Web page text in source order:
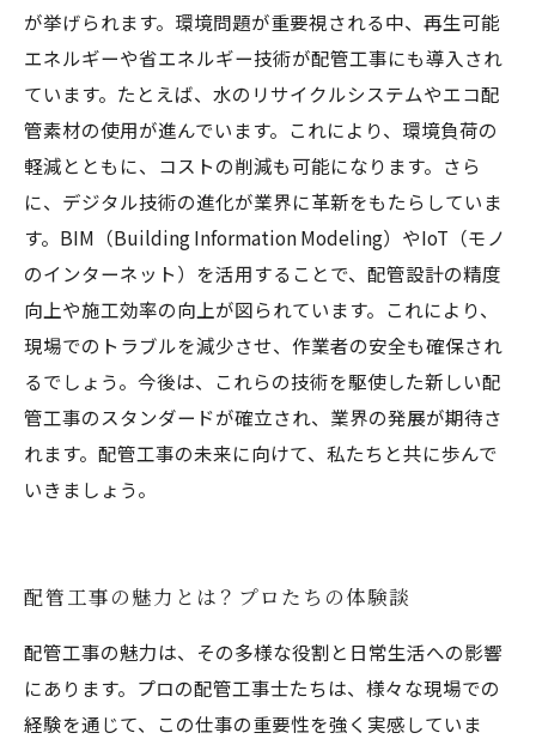
が挙げられます。環境問題が重要視される中、再生可能
エネルギーや省エネルギー技術が配管工事にも導入され
ています。たとえば、水のリサイクルシステムやエコ配
管素材の使用が進んでいます。これにより、環境負荷の
軽減とともに、コストの削減も可能になります。さら
に、デジタル技術の進化が業界に革新をもたらしていま
す。BIM（Building Information Modeling）やIoT（モノ
のインターネット）を活用することで、配管設計の精度
向上や施工効率の向上が図られています。これにより、
現場でのトラブルを減少させ、作業者の安全も確保され
るでしょう。今後は、これらの技術を駆使した新しい配
管工事のスタンダードが確立され、業界の発展が期待さ
れます。配管工事の未来に向けて、私たちと共に歩んで
いきましょう。
配管工事の魅力とは？プロたちの体験談
配管工事の魅力は、その多様な役割と日常生活への影響
にあります。プロの配管工事士たちは、様々な現場での
経験を通じて、この仕事の重要性を強く実感していま